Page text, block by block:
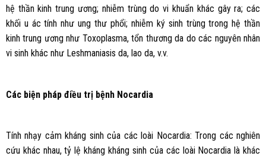
hệ thần kinh trung ương; nhiễm trùng do vi khuẩn khác gây ra; các
khối u ác tính như ung thư phổi; nhiễm ký sinh trùng trong hệ thần
kinh trung ương như Toxoplasma, tổn thương da do các nguyên nhân
vi sinh khác như Leshmaniasis da, lao da, v.v.
Các biện pháp điều trị bệnh Nocardia
Tính nhạy cảm kháng sinh của các loài Nocardia: Trong các nghiên
cứu khác nhau, tỷ lệ kháng kháng sinh của các loài Nocardia là khác